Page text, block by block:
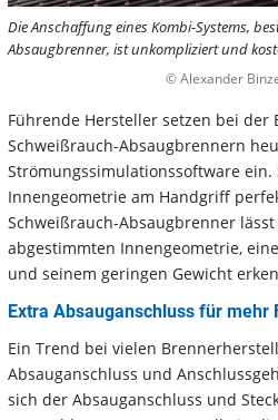
Führende Hersteller setzen bei der
Schweißrauch-Absaugbrennern
Strömungssimulationssoftware ein.
Innengeometrie am Handgriff
Schweißrauch-Absaugbrenner
abgestimmten Innengeometrie,
und seinem geringen Gewicht
Extra Absauganschluss für mehr
Ein Trend bei vielen
Absauganschluss und
sich der Absauganschluss und
Die Anschaffung eines Kombi-Systems,
Absaugbrenner, ist unkompliziert und
© Alexander